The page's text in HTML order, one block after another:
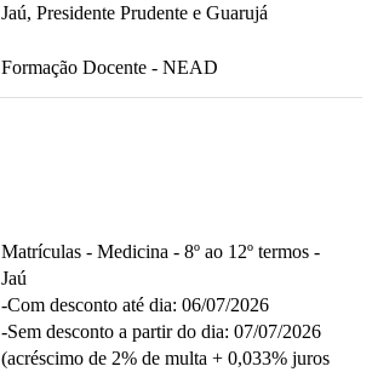
Jaú, Presidente Prudente e Guarujá
Formação Docente - NEAD
Matrículas - Medicina - 8º ao 12º termos -
Jaú
-Com desconto até dia: 06/07/2026
-Sem desconto a partir do dia: 07/07/2026
(acréscimo de 2% de multa + 0,033% juros